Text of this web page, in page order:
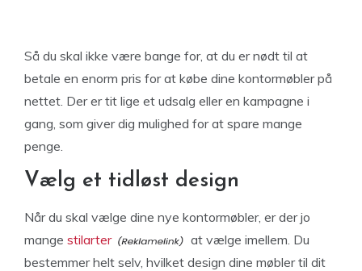
Så du skal ikke være bange for, at du er nødt til at
betale en enorm pris for at købe dine kontormøbler på
nettet. Der er tit lige et udsalg eller en kampagne i
gang, som giver dig mulighed for at spare mange
penge.
Vælg et tidløst design
Når du skal vælge dine nye kontormøbler, er der jo
mange stilarter
at vælge imellem. Du
bestemmer helt selv, hvilket design dine møbler til dit